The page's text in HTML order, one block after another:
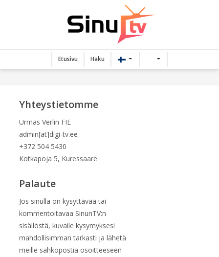
Etusivu Haku
Yhteystietomme
Urmas Verlin FIE
admin[at]digi-tv.ee
+372 504 5430
Kotkapoja 5, Kuressaare
Palaute
Jos sinulla on kysyttävää tai
kommentoitavaa SinunTV:n
sisällöstä, kuvaile kysymyksesi
mahdollisimman tarkasti ja lähetä
meille sähköpostia osoitteeseen